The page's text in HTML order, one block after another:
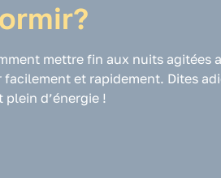
mettre fin aux nuits agitées
et rapidement. Dites
plein d’énergie !